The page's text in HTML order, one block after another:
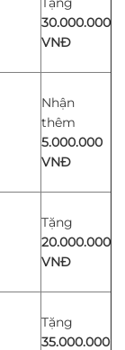
30.000.000
VNĐ
Nhận
thêm
5.000.000
VNĐ
Tặng
20.000.000
VNĐ
Tặng
35.000.000